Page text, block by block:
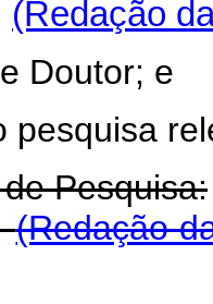
(Redação
Doutor; e
pesquisa
Pesquisa:
(Redação